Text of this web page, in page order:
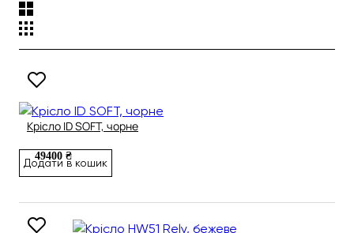
Крісло ID SOFT, чорне
49400 ₴
Додати в кошик